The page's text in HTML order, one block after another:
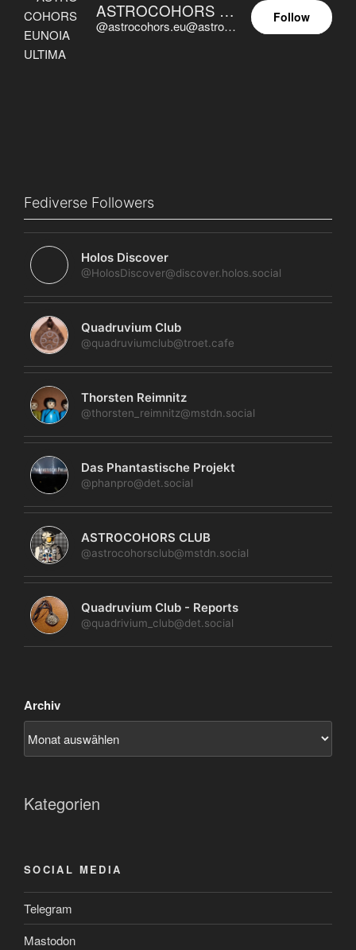
ASTROCOHORS EUNOIA ULTIMA
@astrocohors.eu@astrocohors.eu
Follow
Fediverse Followers
Holos Discover
@HolosDiscover@discover.holos.social
Quadruvium Club
@quadruviumclub@troet.cafe
Thorsten Reimnitz
@thorsten_reimnitz@mstdn.social
Das Phantastische Projekt
@phanpro@det.social
ASTROCOHORS CLUB
@astrocohorsclub@mstdn.social
Quadruvium Club - Reports
@quadrivium_club@det.social
Archiv
Kategorien
SOCIAL MEDIA
Telegram
Mastodon